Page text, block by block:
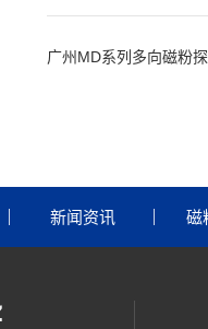
广州MD系列多向磁粉
新闻资讯 磁